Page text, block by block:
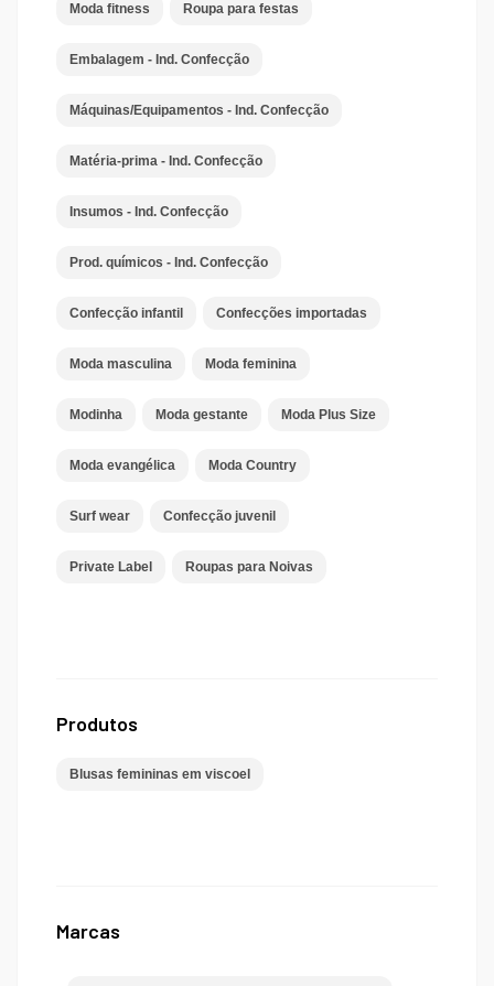
Moda fitness Roupa para festas
Embalagem - Ind. Confecção
Máquinas/Equipamentos - Ind. Confecção
Matéria-prima - Ind. Confecção
Insumos - Ind. Confecção
Prod. químicos - Ind. Confecção
Confecção infantil Confecções importadas
Moda masculina Moda feminina
Modinha Moda gestante Moda Plus Size
Moda evangélica Moda Country
Surf wear Confecção juvenil
Private Label Roupas para Noivas
Produtos
Blusas femininas em viscoel
Marcas